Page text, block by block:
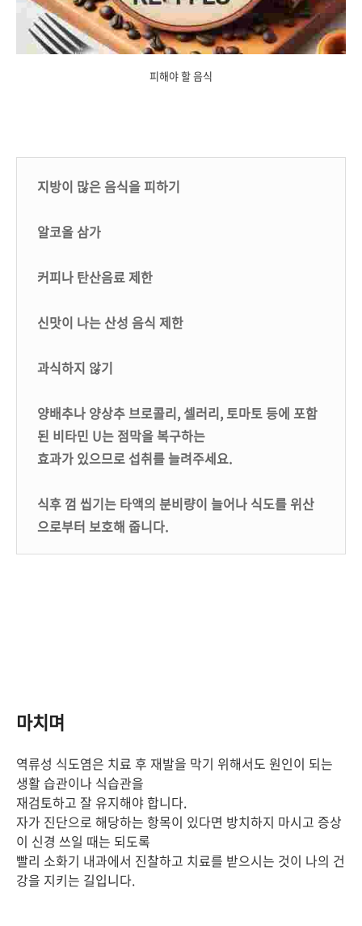
피해야 할 음식
지방이 많은 음식을 피하기
알코올 삼가
커피나 탄산음료 제한
신맛이 나는 산성 음식 제한
과식하지 않기
양배추나 양상추 브로콜리, 셀러리, 토마토 등에 포함
된 비타민 U는 점막을 복구하는
효과가 있으므로 섭취를 늘려주세요.
식후 껌 씹기는 타액의 분비량이 늘어나 식도를 위산
으로부터 보호해 줍니다.
마치며
역류성 식도염은 치료 후 재발을 막기 위해서도 원인이 되는
생활 습관이나 식습관을
재검토하고 잘 유지해야 합니다.
자가 진단으로 해당하는 항목이 있다면 방치하지 마시고 증상
이 신경 쓰일 때는 되도록
빨리 소화기 내과에서 진찰하고 치료를 받으시는 것이 나의 건
강을 지키는 길입니다.